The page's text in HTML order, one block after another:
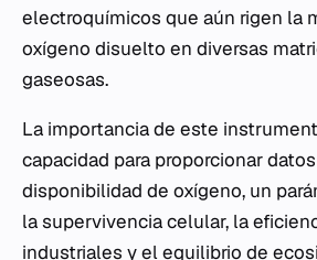
electroquímicos que aún rigen la
oxígeno disuelto en diversas
gaseosas.
La importancia de este
capacidad para proporcionar
disponibilidad de oxígeno, un
la supervivencia celular, la
industriales y el equilibrio de